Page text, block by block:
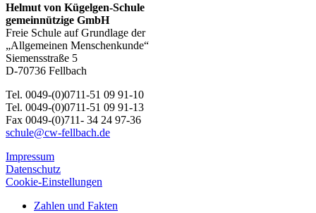
Helmut von Kügelgen-Schule
gemeinnützige GmbH
Freie Schule auf Grundlage der
„Allgemeinen Menschenkunde“
Siemensstraße 5
D-70736 Fellbach
Tel. 0049-(0)0711-51 09 91-10
Tel. 0049-(0)0711-51 09 91-13
Fax 0049-(0)711- 34 24 97-36
schule@cw-fellbach.de
Impressum
Datenschutz
Cookie-Einstellungen
Zahlen und Fakten